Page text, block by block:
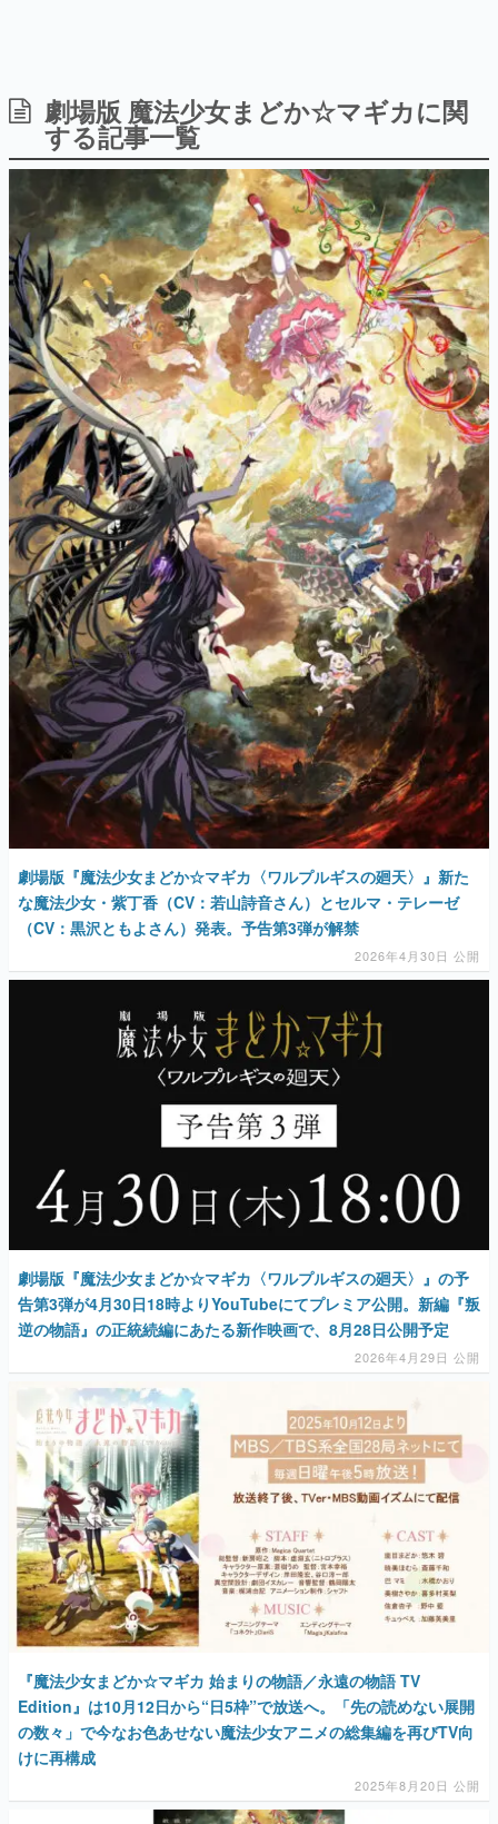
ゲーム開発者・hamatsu氏がゲームの魅力を画面や操作の
具体的な形から解き明かしていく、硬派で骨太な評論連載
です。
ゲームが変えた日本語
「経験値」「裏技」「ラスボス」… ゲームにまつわる言葉
の起源や用法の変遷を、コンピューター文化史研究家・タ
イニーP氏が徹底調査。
カテゴリ
特集記事
マンガ
女性向け
アプリレビュー
その他
電ファミニコゲーマーとは？
運営：株式会社マレ
劇場版 魔法少女まどか☆マギカに関
する記事一覧
劇場版『魔法少女まどか☆マギカ〈ワルプルギスの廻天〉』新た
な魔法少女・紫丁香（CV：若山詩音さん）とセルマ・テレーゼ
（CV：黒沢ともよさん）発表。予告第3弾が解禁
2026年4月30日 公開
劇場版『魔法少女まどか☆マギカ〈ワルプルギスの廻天〉』の予
告第3弾が4月30日18時よりYouTubeにてプレミア公開。新編『叛
逆の物語』の正統続編にあたる新作映画で、8月28日公開予定
2026年4月29日 公開
『魔法少女まどか☆マギカ 始まりの物語／永遠の物語 TV
Edition』は10月12日から“日5枠”で放送へ。「先の読めない展開
の数々」で今なお色あせない魔法少女アニメの総集編を再びTV向
けに再構成
2025年8月20日 公開